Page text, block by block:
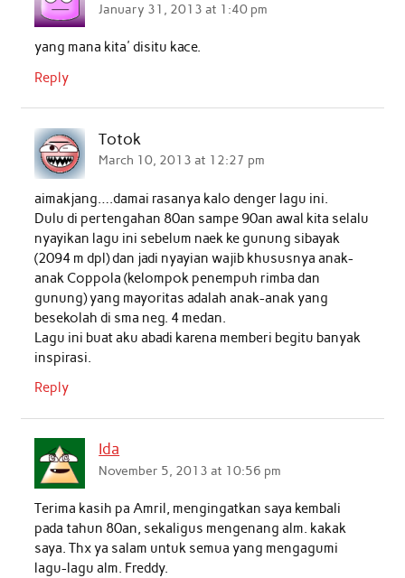
January 31, 2013 at 1:40 pm
yang mana kita' disitu kace.
Reply
Totok
March 10, 2013 at 12:27 pm
aimakjang….damai rasanya kalo denger lagu ini.
Dulu di pertengahan 80an sampe 90an awal kita selalu
nyayikan lagu ini sebelum naek ke gunung sibayak
(2094 m dpl) dan jadi nyayian wajib khususnya anak-
anak Coppola (kelompok penempuh rimba dan
gunung) yang mayoritas adalah anak-anak yang
besekolah di sma neg. 4 medan.
Lagu ini buat aku abadi karena memberi begitu banyak
inspirasi.
Reply
Ida
November 5, 2013 at 10:56 pm
Terima kasih pa Amril, mengingatkan saya kembali
pada tahun 80an, sekaligus mengenang alm. kakak
saya. Thx ya salam untuk semua yang mengagumi
lagu-lagu alm. Freddy.